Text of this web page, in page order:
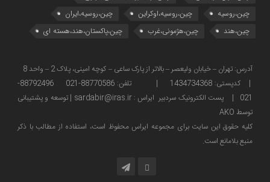
چین،روسیه
چین،روسیه،اوکراین
چین،روسیه،ایران
چین،هند
چین،هژمونی،غرب چین،پاکستان،هند،هسته ای
| کدپستی: 1434734368 | تلفن: 88770586-021 88792496-
021 | پست الکترونیک سردبیر ایراس : sardabir@iras.ir |
توسعه و پشتیبانی
توسط AKO
كليه حقوق این سایت برای مجموعه ایراس محفوظ است، استفاده از مطالب با ذكر
منبع بلامانع است.